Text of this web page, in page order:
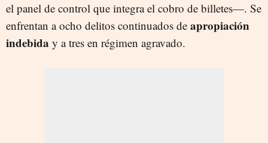
el panel de control que integra el cobro de billetes—. Se
enfrentan a ocho delitos continuados de apropiación
indebida y a tres en régimen agravado.